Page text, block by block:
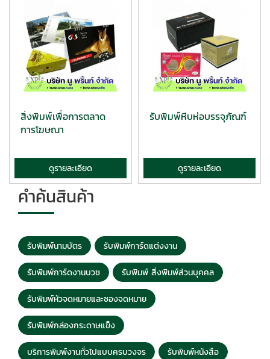
สิ่งพิมพ์เพื่อการตลาด
การโฆษณา
ดูรายละเอียด
รับพิมพ์หีบห่อบรรจุภัณฑ์
ดูรายละเอียด
คำค้นสินค้า
รับพิมพ์นามบัตร รับพิมพ์การ์ดแต่งงาน
รับพิมพ์การ์ดงานบวช รับพิมพ์ สิ่งพิมพ์ส่วนบุคคล
รับพิมพ์หัวจดหมายและซองจดหมาย
รับพิมพ์กล่องกระดาษแข็ง
บริการพิมพ์งานทั่วไปแบบครบวงจร รับพิมพ์หนังสือ